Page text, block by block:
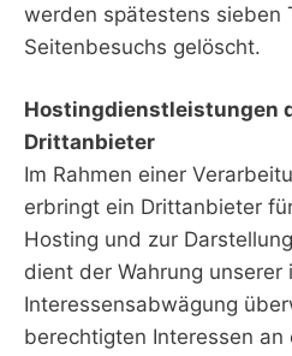
werden spätestens sieben
Seitenbesuchs gelöscht.
Hostingdienstleistungen
Drittanbieter
Im Rahmen einer
erbringt ein Drittanbieter
Hosting und zur
dient der Wahrung unserer
Interessensabwägung
berechtigten Interessen an